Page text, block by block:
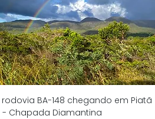
BA-148 chegando em Piatã
- Chapada Diamantina